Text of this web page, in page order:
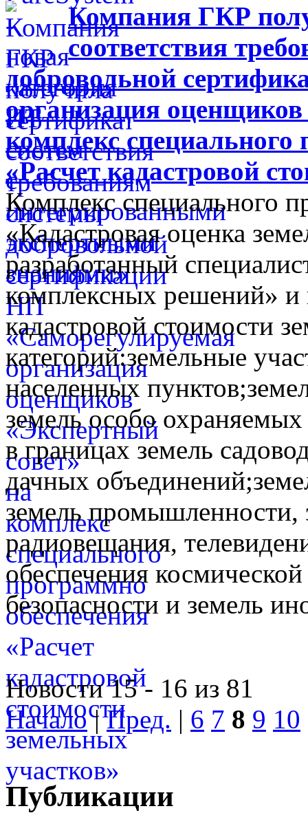
Компания ГКР
соответствия
добровольной
организация
комплекс специального
«Расчет кадастровой
Комплекс специального
«Кадастровая оценка
разработанный
комплексных решений» и
кадастровой стоимости
категорий:земельные
населенных
земель особо
в границах земель
дачных
земель промышленности,
радиовещания,
обеспечения
безопасности и земель
Новости 15 - 16 из 81
Начало|Пред. | 6 7 8 9 10
Публикации